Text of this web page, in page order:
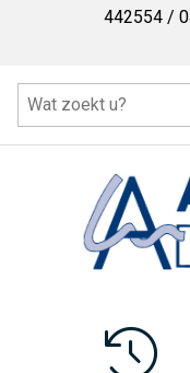
442554 /